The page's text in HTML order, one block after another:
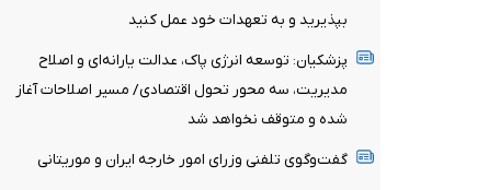
بپذیرید و به تعهدات خود عمل کنید
پزشکیان: توسعه انرژی پاک، عدالت یارانه‌ای و اصلاح
مدیریت، سه محور تحول اقتصادی/ مسیر اصلاحات آغاز
شده و متوقف نخواهد شد
گفت‌وگوی تلفنی وزرای امور خارجه ایران و موریتانی